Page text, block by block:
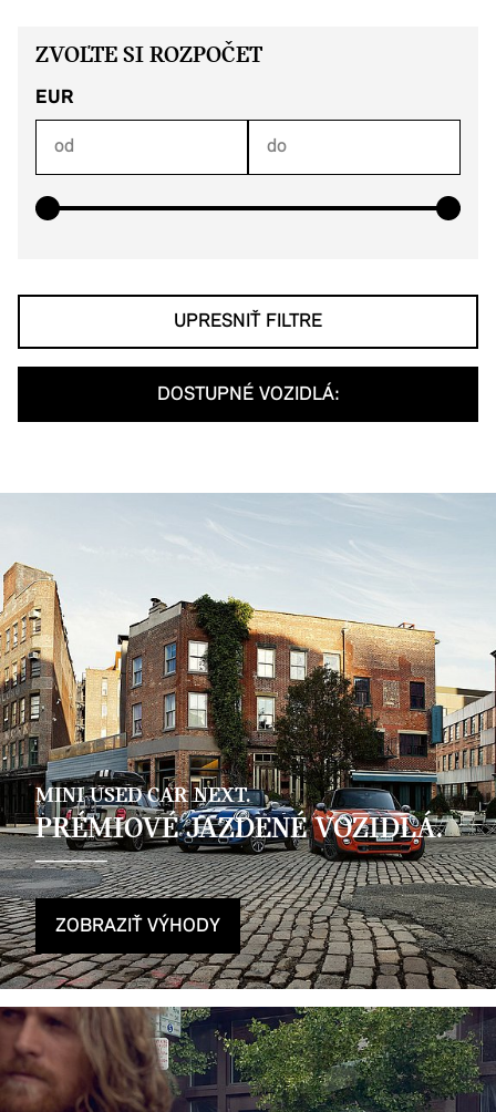
ZVOĽTE SI ROZPOČET
EUR
od
do
UPRESNIŤ FILTRE
DOSTUPNÉ VOZIDLÁ:
MINI USED CAR NEXT.
PRÉMIOVÉ JAZDENÉ VOZIDLÁ.
ZOBRAZIŤ VÝHODY